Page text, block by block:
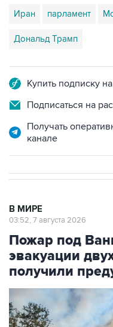
Иран парламент
Дональд Трамп
Купить подписку
Подписаться на
Получать
канале
В МИРЕ
03:52, 7 августа 2026
Пожар под
эвакуации
получили